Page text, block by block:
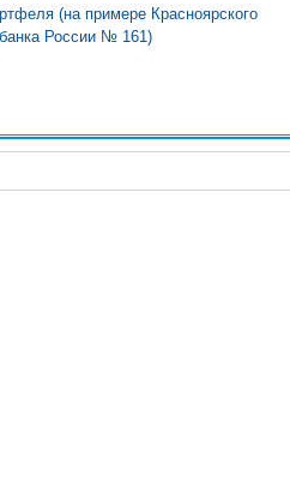
(на примере Красноярского
России № 161)